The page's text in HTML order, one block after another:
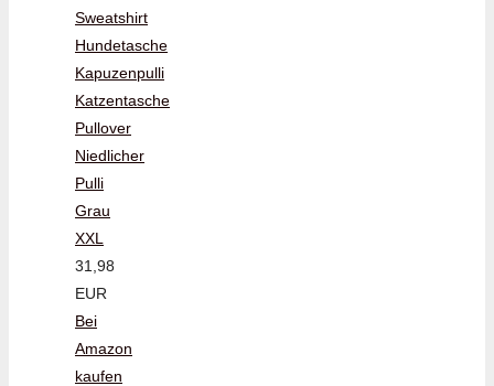
Sweatshirt
Hundetasche
Kapuzenpulli
Katzentasche
Pullover
Niedlicher
Pulli
Grau
XXL
31,98
EUR
Bei
Amazon
kaufen